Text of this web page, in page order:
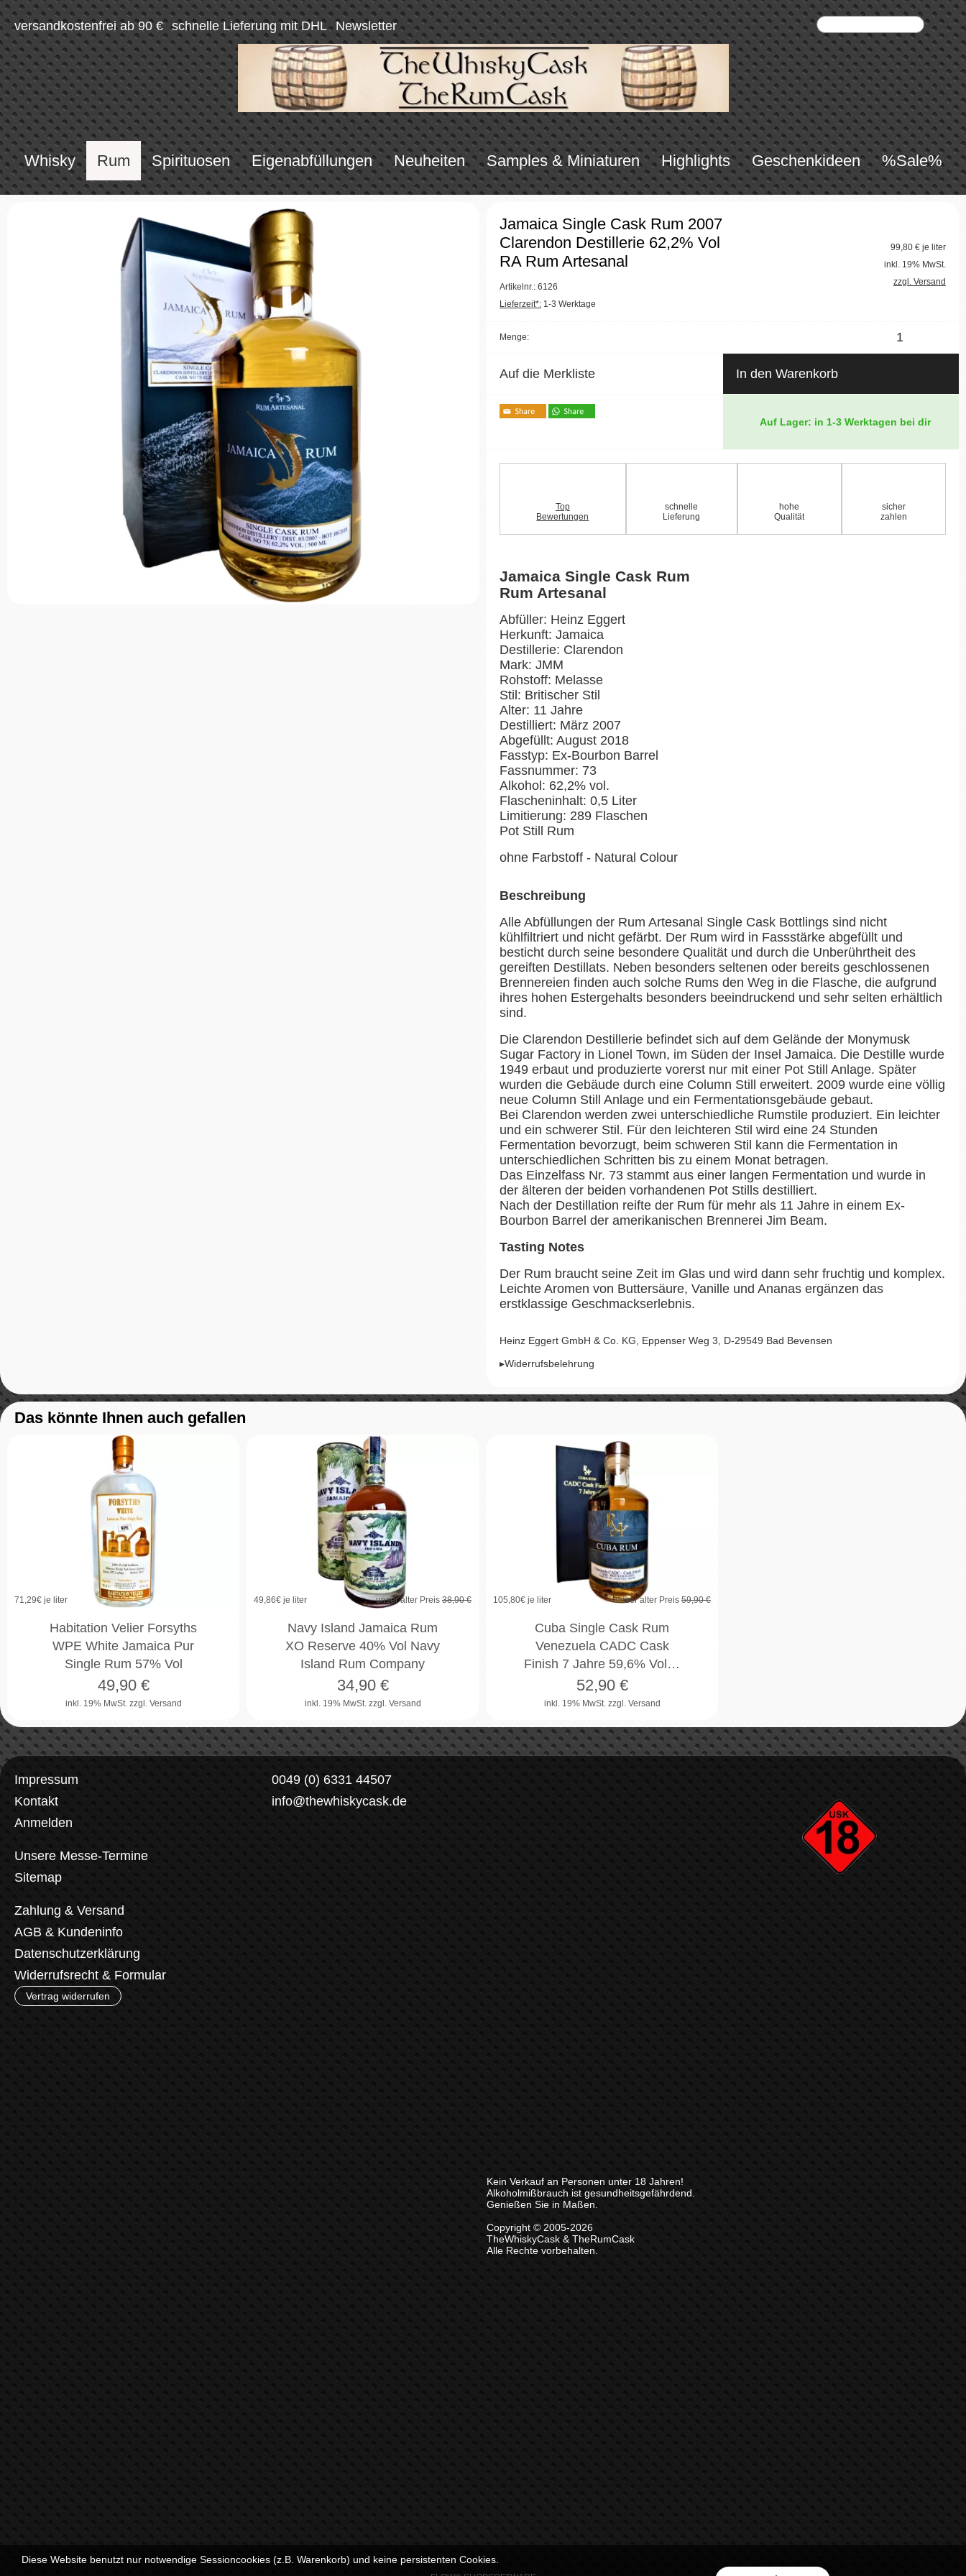
Diese Website benutzt nur notwendige Sessioncookies (z.B. Warenkorb) und keine persistenten Cookies.
versandkostenfrei ab 90 € schnelle Lieferung mit DHL Newsletter
Whisky Rum Spirituosen Eigenabfüllungen Neuheiten Samples & Miniaturen Highlights Geschenkideen %Sale%
Jamaica Single Cask Rum 2007
Clarendon Destillerie 62,2% Vol
RA Rum Artesanal
Artikelnr.: 6126
Lieferzeit*: 1-3 Werktage
99,80 € je liter
inkl. 19% MwSt.
zzgl. Versand
Menge:
Auf die Merkliste In den Warenkorb
Auf Lager: in 1-3 Werktagen bei dir
Top
Bewertungen
schnelle
Lieferung
hohe
Qualität
sicher
zahlen
Jamaica Single Cask Rum
Rum Artesanal
Abfüller: Heinz Eggert
Herkunft: Jamaica
Destillerie: Clarendon
Mark: JMM
Rohstoff: Melasse
Stil: Britischer Stil
Alter: 11 Jahre
Destilliert: März 2007
Abgefüllt: August 2018
Fasstyp: Ex-Bourbon Barrel
Fassnummer: 73
Alkohol: 62,2% vol.
Flascheninhalt: 0,5 Liter
Limitierung: 289 Flaschen
Pot Still Rum
ohne Farbstoff - Natural Colour
Beschreibung
Alle Abfüllungen der Rum Artesanal Single Cask Bottlings sind nicht
kühlfiltriert und nicht gefärbt. Der Rum wird in Fassstärke abgefüllt und
besticht durch seine besondere Qualität und durch die Unberührtheit des
gereiften Destillats. Neben besonders seltenen oder bereits geschlossenen
Brennereien finden auch solche Rums den Weg in die Flasche, die aufgrund
ihres hohen Estergehalts besonders beeindruckend und sehr selten erhältlich
sind.
Die Clarendon Destillerie befindet sich auf dem Gelände der Monymusk
Sugar Factory in Lionel Town, im Süden der Insel Jamaica. Die Destille wurde
1949 erbaut und produzierte vorerst nur mit einer Pot Still Anlage. Später
wurden die Gebäude durch eine Column Still erweitert. 2009 wurde eine völlig
neue Column Still Anlage und ein Fermentationsgebäude gebaut.
Bei Clarendon werden zwei unterschiedliche Rumstile produziert. Ein leichter
und ein schwerer Stil. Für den leichteren Stil wird eine 24 Stunden
Fermentation bevorzugt, beim schweren Stil kann die Fermentation in
unterschiedlichen Schritten bis zu einem Monat betragen.
Das Einzelfass Nr. 73 stammt aus einer langen Fermentation und wurde in
der älteren der beiden vorhandenen Pot Stills destilliert.
Nach der Destillation reifte der Rum für mehr als 11 Jahre in einem Ex-
Bourbon Barrel der amerikanischen Brennerei Jim Beam.
Tasting Notes
Der Rum braucht seine Zeit im Glas und wird dann sehr fruchtig und komplex.
Leichte Aromen von Buttersäure, Vanille und Ananas ergänzen das
erstklassige Geschmackserlebnis.
Heinz Eggert GmbH & Co. KG, Eppenser Weg 3, D-29549 Bad Bevensen
▸Widerrufsbelehrung
Das könnte Ihnen auch gefallen
71,29€ je liter
Habitation Velier Forsyths
WPE White Jamaica Pur
Single Rum 57% Vol
inkl. 19% MwSt. zzgl. Versand
49,90€
49,86€ je liter unser alter Preis 38,90 €
Navy Island Jamaica Rum
XO Reserve 40% Vol Navy
Island Rum Company
inkl. 19% MwSt. zzgl. Versand
34,90€
105,80€ je liter unser alter Preis 59,90 €
Cuba Single Cask Rum
Venezuela CADC Cask
Finish 7 Jahre 59,6% Vol…
inkl. 19% MwSt. zzgl. Versand
52,90€
Impressum
Kontakt
Anmelden
Unsere Messe-Termine
Sitemap
Zahlung & Versand
AGB & Kundeninfo
Datenschutzerklärung
Widerrufsrecht & Formular
Vertrag widerrufen
0049 (0) 6331 44507
info@thewhiskycask.de
Kein Verkauf an Personen unter 18 Jahren!
Alkoholmißbrauch ist gesundheitsgefährdend.
Genießen Sie in Maßen.
Copyright © 2005-2026
TheWhiskyCask & TheRumCask
Alle Rechte vorbehalten.